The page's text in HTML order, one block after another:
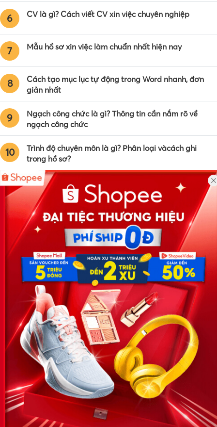
6 CV là gì? Cách viết CV xin việc chuyên nghiệp
7 Mẫu hồ sơ xin việc làm chuẩn nhất hiện nay
8
Cách tạo mục lục tự động trong Word nhanh, đơn
giản nhất
9
Ngạch công chức là gì? Thông tin cần nắm rõ về
ngạch công chức
10
Trình độ chuyên môn là gì? Phân loại vàcách ghi
trong hồ sơ?
Công ty TNHH Eyeplus Online
Địa chỉ: Số 81, ngõ 68, đường Cầu Giấy, Tổ 05, Phường Quan
Hoa, Quận Cầu Giấy, TP Hà Nội, Việt Nam
SĐT: 0981 448 766
Email:
hotro@timviec.com.vn
VỀ CHÚNG TÔI
News.timviec.com.vn là website cung cấp thông tin liên quan đến
nhân sự, nghề nghiệp do Timviec.com.vn vận hành nhằm giúp
doanh nghiệp, nhân sự tuyển dụng, người đi làm, người tìm việc
cập nhật thông tin và đáp ứng được mong muốn của mình.
KẾT NỐI
Giấy phép hoạt động dịch vụ
việc làm số 54/2019/SLĐTBXH-
GP do Sở lao động thương
binh và xã hội cấp ngày 30